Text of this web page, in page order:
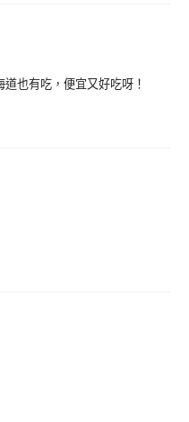
也有吃，便宜又好吃呀！